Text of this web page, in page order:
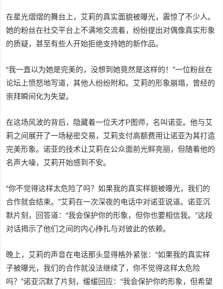
在星光熠熠的舞台上，艾莉的真实面貌被曝光，震惊了不少人。
她的粉丝在社交平台上不满地交流着，纷纷提出对偶像真实形象
的质疑，甚至有些人开始拒绝支持她的新作品。
“我一直以为她是完美的，没想到她竟然是这样的！”一位粉丝在
论坛上愤怒地写道，其他人纷纷附和。艾莉的形象崩塌，曾经的
崇拜瞬间化为失望。
在这场风波的背后，隐藏着一位天才P图师，名叫诺亚。他与艾
莉之间展开了一场秘密交易，艾莉支付高额费用让诺亚为其打造
完美形象。诺亚的技术让艾莉在公众面前光鲜亮丽，但随着他的
名声大噪，艾莉开始感到不安。
“你不觉得这样太危险了吗？如果我的真实样貌被曝光，我们的
合作就会结束。”艾莉在一次深夜的电话中对诺亚说道。诺亚沉
默片刻，回答道：“我会保护你的形象，但你也要相信我。”这段
对话揭示了他们之间的内心挣扎与对彼此的依赖。
晚上，艾莉的声音在电话那头显得格外紧张：“如果我的真实样
子被曝光，我们的合作就没法继续了，你不觉得这样太危险
吗？”诺亚沉默了片刻，缓缓回应：“我会保护你的形象，但希望